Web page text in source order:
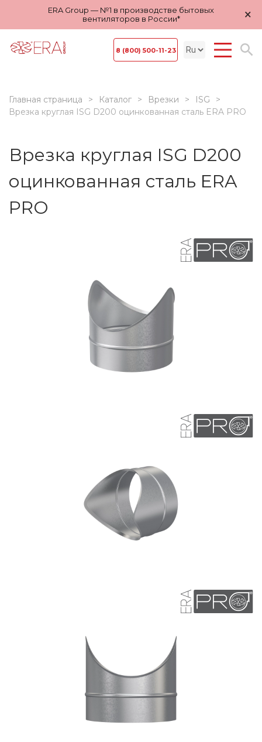
ERA Group — №1 в производстве бытовых
вентиляторов в России*
×
8 (800) 500-11-23
Главная страница Каталог Врезки
ISG
Врезка круглая ISG D200 оцинкованная сталь ERA PRO
Врезка круглая ISG D200
оцинкованная сталь ERA
PRO